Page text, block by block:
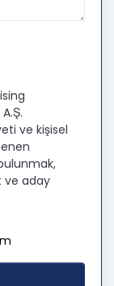
ve kişisel
ve aday
olmak
işlenen